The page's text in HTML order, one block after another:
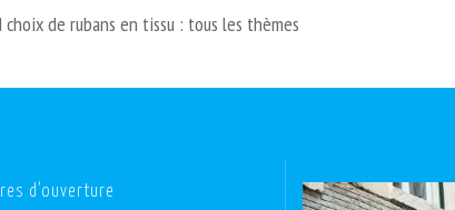
choix de rubans en tissu : tous les thèmes
d’ouverture